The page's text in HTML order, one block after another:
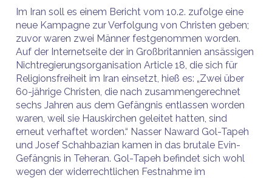
Im Iran soll es einem Bericht vom 10.2. zufolge eine
neue Kampagne zur Verfolgung von Christen geben;
zuvor waren zwei Männer festgenommen worden.
Auf der Internetseite der in Großbritannien ansässigen
Nichtregierungsorganisation Article 18, die sich für
Religionsfreiheit im Iran einsetzt, hieß es: „Zwei über
60-jährige Christen, die nach zusammengerechnet
sechs Jahren aus dem Gefängnis entlassen worden
waren, weil sie Hauskirchen geleitet hatten, sind
erneut verhaftet worden.“ Nasser Naward Gol-Tapeh
und Josef Schahbazian kamen in das brutale Evin-
Gefängnis in Teheran. Gol-Tapeh befindet sich wohl
wegen der widerrechtlichen Festnahme im